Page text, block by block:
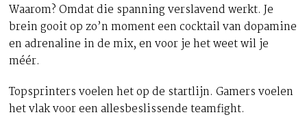
Waarom? Omdat die spanning verslavend werkt. Je
brein gooit op zo’n moment een cocktail van dopamine
en adrenaline in de mix, en voor je het weet wil je
méér.
Topsprinters voelen het op de startlijn. Gamers voelen
het vlak voor een allesbeslissende teamfight.